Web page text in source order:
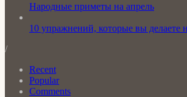
Народные приметы на апрель
10 упражнений, которые вы делаете
/
Recent
Popular
Comments